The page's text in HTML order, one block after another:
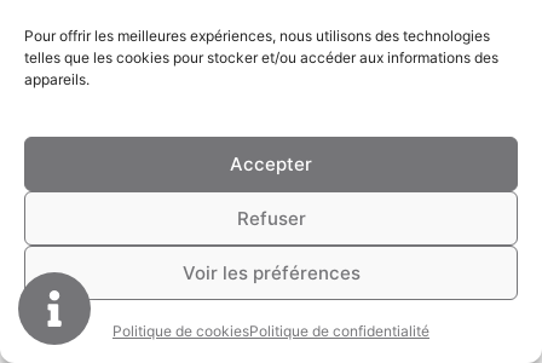
Pour offrir les meilleures expériences, nous utilisons des technologies
telles que les cookies pour stocker et/ou accéder aux informations des
appareils.
Accepter
Refuser
Voir les préférences
Politique de cookiesPolitique de confidentialité